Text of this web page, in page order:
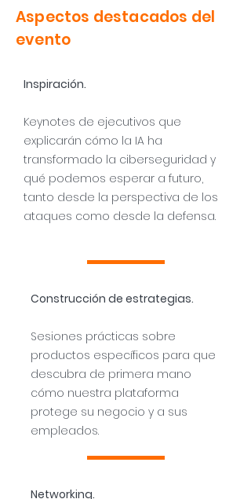
Aspectos destacados del
evento
Inspiración.
Keynotes de ejecutivos que
explicarán cómo la IA ha
transformado la ciberseguridad y
qué podemos esperar a futuro,
tanto desde la perspectiva de los
ataques como desde la defensa.
Construcción de estrategias.
Sesiones prácticas sobre
productos específicos para que
descubra de primera mano
cómo nuestra plataforma
protege su negocio y a sus
empleados.
Networking.